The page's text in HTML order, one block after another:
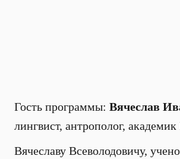
Гость программы: Вячеслав
лингвист, антрополог,
Вячеславу Всеволодовичу,